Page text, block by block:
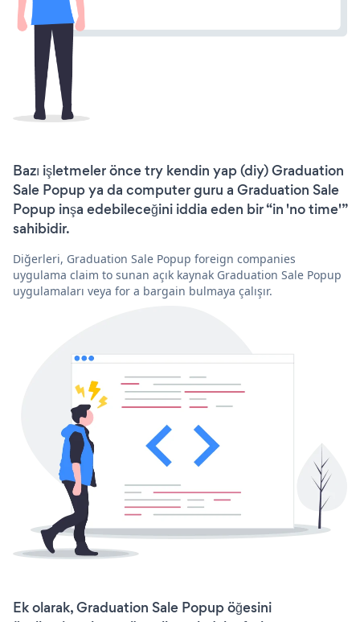
Bazı işletmeler önce try kendin yap (diy) Graduation
Sale Popup ya da computer guru a Graduation Sale
Popup inşa edebileceğini iddia eden bir “in 'no time'”
sahibidir.
Diğerleri, Graduation Sale Popup foreign companies
uygulama claim to sunan açık kaynak Graduation Sale Popup
uygulamaları veya for a bargain bulmaya çalışır.
Ek olarak, Graduation Sale Popup öğesini